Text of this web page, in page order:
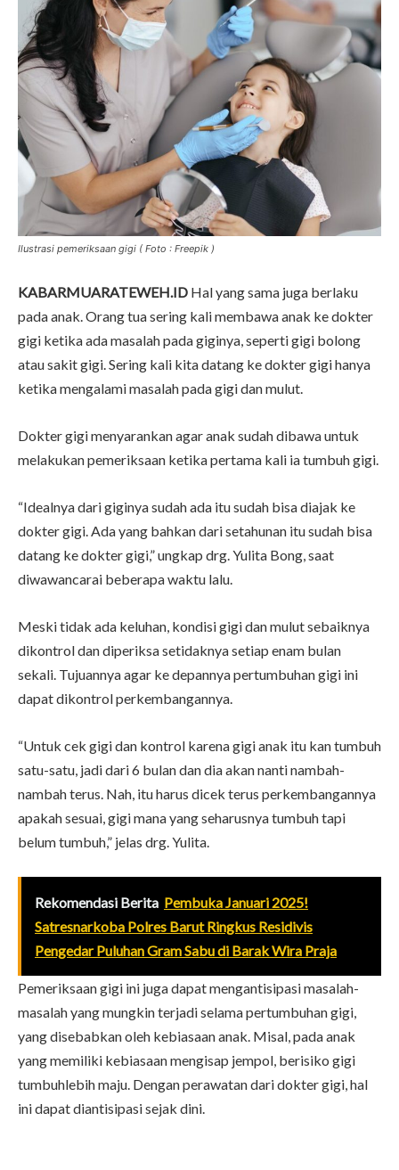
Ilustrasi pemeriksaan gigi ( Foto : Freepik )
KABARMUARATEWEH.ID Hal yang sama juga berlaku
pada anak. Orang tua sering kali membawa anak ke dokter
gigi ketika ada masalah pada giginya, seperti gigi bolong
atau sakit gigi. Sering kali kita datang ke dokter gigi hanya
ketika mengalami masalah pada gigi dan mulut.
Dokter gigi menyarankan agar anak sudah dibawa untuk
melakukan pemeriksaan ketika pertama kali ia tumbuh gigi.
“Idealnya dari giginya sudah ada itu sudah bisa diajak ke
dokter gigi. Ada yang bahkan dari setahunan itu sudah bisa
datang ke dokter gigi,” ungkap drg. Yulita Bong, saat
diwawancarai beberapa waktu lalu.
Meski tidak ada keluhan, kondisi gigi dan mulut sebaiknya
dikontrol dan diperiksa setidaknya setiap enam bulan
sekali. Tujuannya agar ke depannya pertumbuhan gigi ini
dapat dikontrol perkembangannya.
“Untuk cek gigi dan kontrol karena gigi anak itu kan tumbuh
satu-satu, jadi dari 6 bulan dan dia akan nanti nambah-
nambah terus. Nah, itu harus dicek terus perkembangannya
apakah sesuai, gigi mana yang seharusnya tumbuh tapi
belum tumbuh,” jelas drg. Yulita.
Rekomendasi Berita Pembuka Januari 2025!
Satresnarkoba Polres Barut Ringkus Residivis
Pengedar Puluhan Gram Sabu di Barak Wira Praja
Pemeriksaan gigi ini juga dapat mengantisipasi masalah-
masalah yang mungkin terjadi selama pertumbuhan gigi,
yang disebabkan oleh kebiasaan anak. Misal, pada anak
yang memiliki kebiasaan mengisap jempol, berisiko gigi
tumbuhlebih maju. Dengan perawatan dari dokter gigi, hal
ini dapat diantisipasi sejak dini.